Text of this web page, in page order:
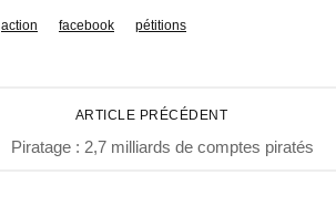
action facebook pétitions
ARTICLE PRÉCÉDENT
Piratage : 2,7 milliards de comptes piratés